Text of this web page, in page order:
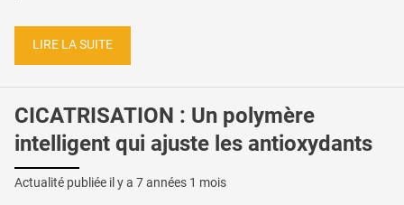
LIRE LA SUITE
CICATRISATION : Un polymère
intelligent qui ajuste les antioxydants
Actualité publiée il y a 7 années 1 mois